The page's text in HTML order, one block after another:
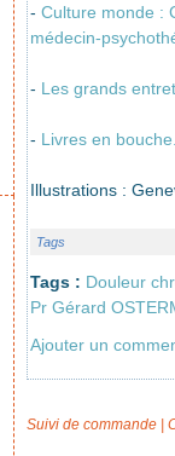
- Culture monde :
médecin-
- Les grands
- Livres en
Illustrations :
Tags
Tags : Douleur
Pr Gérard
Ajouter un
Suivi de commande |